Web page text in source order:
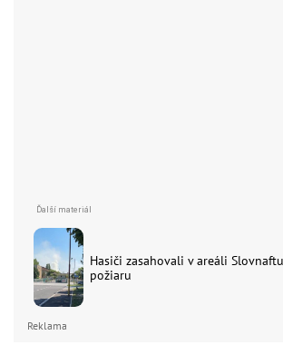
Hasiči zasahovali v areáli
požiaru
Reklama